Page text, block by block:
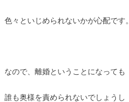
色々といじめられないかが心配です。
なので、離婚ということになっても
誰も奥様を責められないでしょうし